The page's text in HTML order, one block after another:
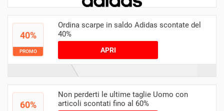
40%
PROMO
Ordina scarpe in saldo Adidas scontate del
40%
APRI
60%
Non perderti le ultime taglie Uomo con
articoli scontati fino al 60%